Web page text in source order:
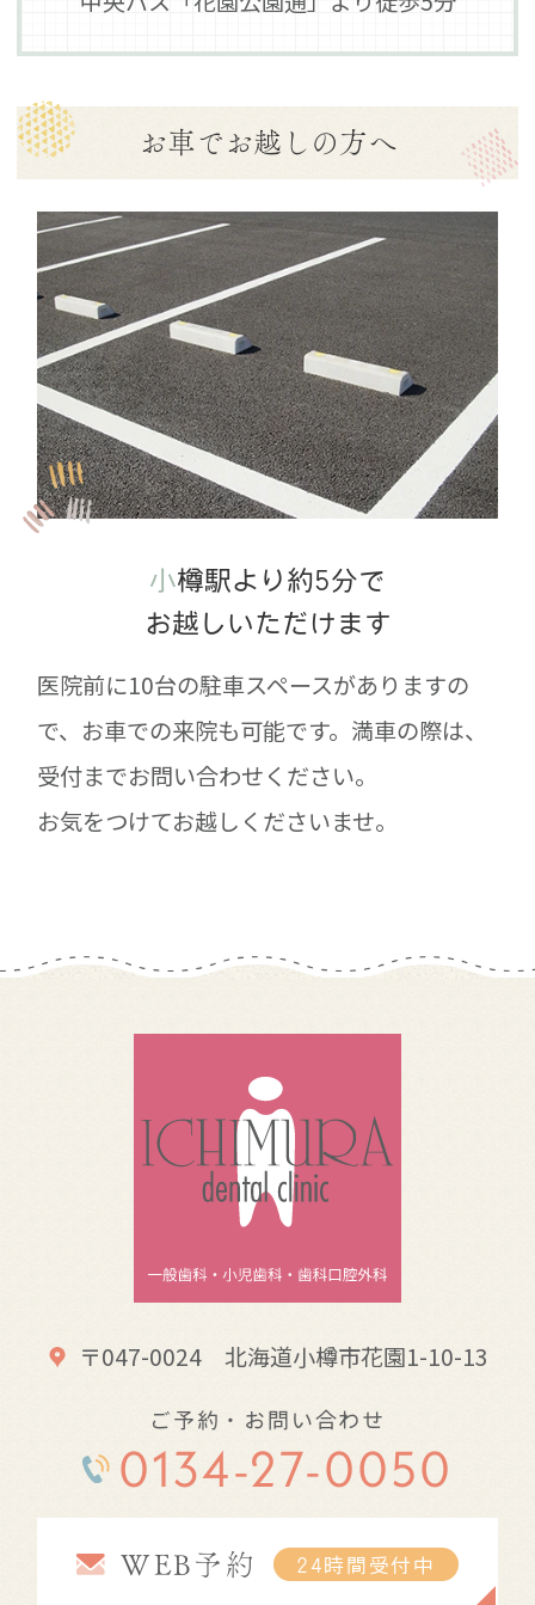
お車でお越しの方へ
小樽駅より約5分で
お越しいただけます
医院前に10台の駐車スペースがありますの
で、お車での来院も可能です。満車の際は、
受付までお問い合わせください。
お気をつけてお越しくださいませ。
〒047-0024 北海道小樽市花園1-10-13
ご予約・お問い合わせ
0134-27-0050
WEB予約 24時間受付中